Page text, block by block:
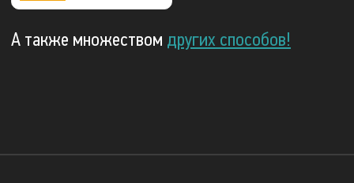
А также множеством других способов!